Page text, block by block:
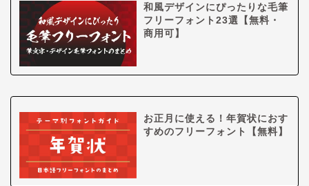
和風デザインにぴったりな毛筆
フリーフォント23選【無料・
商用可】
お正月に使える！年賀状におす
すめのフリーフォント【無料】